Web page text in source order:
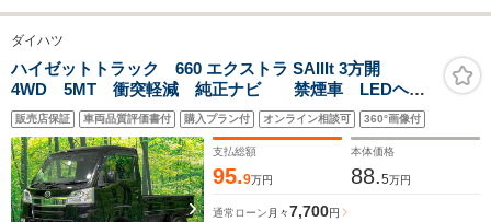
ダイハツ
ハイゼットトラック 660 エクストラ SAIIIt 3方開
4WD 5MT 衝突軽減 純正ナビ 禁煙車 LEDヘッ
ド＆フォグ ETC Bluetooth CD/DVD再生 バックカ
メラ ドラレコ USB入力端子 リモコンキー エアコ
ン ヘッドライトレベライザ
販売店保証 車両品質評価書付 購入プラン付 オンライン相談可 360°画像付
支払総額
95.9万円
本体価格
88.5万円
通常ローン 月々7,700円